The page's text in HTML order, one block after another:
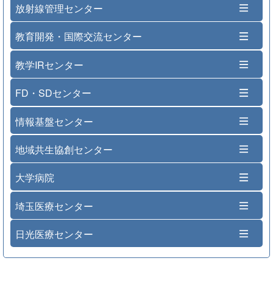
放射線管理センター
教育開発・国際交流センター
教学IRセンター
FD・SDセンター
情報基盤センター
地域共生協創センター
大学病院
埼玉医療センター
日光医療センター